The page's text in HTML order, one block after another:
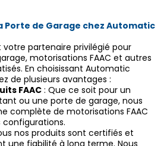
Porte de Garage chez Automatic
partenaire privilégié pour
motorisations FAAC et autres
En choisissant Automatic
de plusieurs avantages :
FAAC: Que ce soit pour un
ou une porte de garage, nous
complète de motorisations FAAC
nos produits sont certifiés et
une fiabilité à long terme. Nous